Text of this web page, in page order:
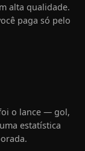
alta qualidade.
paga só pelo
o lance — gol,
estatística